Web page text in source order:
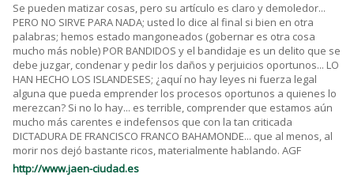
Se pueden matizar cosas, pero su artículo es claro y demoledor...
PERO NO SIRVE PARA NADA; usted lo dice al final si bien en otra
palabras; hemos estado mangoneados (gobernar es otra cosa
mucho más noble) POR BANDIDOS y el bandidaje es un delito que se
debe juzgar, condenar y pedir los daños y perjuicios oportunos... LO
HAN HECHO LOS ISLANDESES; ¿aquí no hay leyes ni fuerza legal
alguna que pueda emprender los procesos oportunos a quienes lo
merezcan? Si no lo hay... es terrible, comprender que estamos aún
mucho más carentes e indefensos que con la tan criticada
DICTADURA DE FRANCISCO FRANCO BAHAMONDE... que al menos, al
morir nos dejó bastante ricos, materialmente hablando. AGF
http://www.jaen-ciudad.es